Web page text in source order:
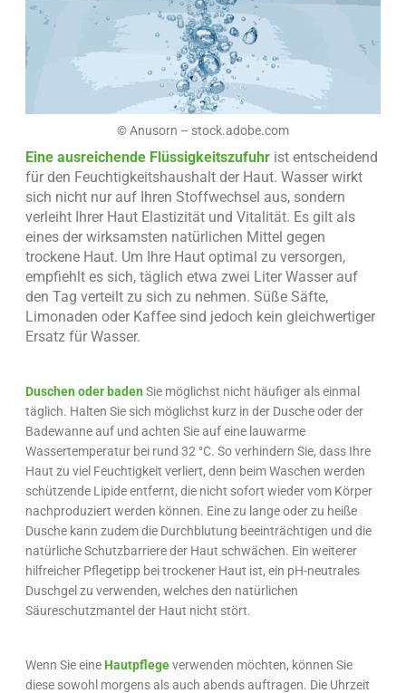
© Anusorn – stock.adobe.com
Eine ausreichende Flüssigkeitszufuhr ist entscheidend
für den Feuchtigkeitshaushalt der Haut. Wasser wirkt
sich nicht nur auf Ihren Stoffwechsel aus, sondern
verleiht Ihrer Haut Elastizität und Vitalität. Es gilt als
eines der wirksamsten natürlichen Mittel gegen
trockene Haut. Um Ihre Haut optimal zu versorgen,
empfiehlt es sich, täglich etwa zwei Liter Wasser auf
den Tag verteilt zu sich zu nehmen. Süße Säfte,
Limonaden oder Kaffee sind jedoch kein gleichwertiger
Ersatz für Wasser.
Duschen oder baden Sie möglichst nicht häufiger als einmal
täglich. Halten Sie sich möglichst kurz in der Dusche oder der
Badewanne auf und achten Sie auf eine lauwarme
Wassertemperatur bei rund 32 °C. So verhindern Sie, dass Ihre
Haut zu viel Feuchtigkeit verliert, denn beim Waschen werden
schützende Lipide entfernt, die nicht sofort wieder vom Körper
nachproduziert werden können. Eine zu lange oder zu heiße
Dusche kann zudem die Durchblutung beeinträchtigen und die
natürliche Schutzbarriere der Haut schwächen. Ein weiterer
hilfreicher Pflegetipp bei trockener Haut ist, ein pH-neutrales
Duschgel zu verwenden, welches den natürlichen
Säureschutzmantel der Haut nicht stört.
Wenn Sie eine Hautpflegeverwenden möchten, können Sie
diese sowohl morgens als auch abends auftragen. Die Uhrzeit